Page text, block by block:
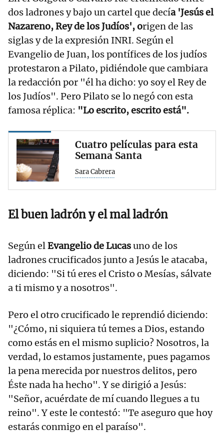
dos ladrones y bajo un cartel que decía 'Jesús el
Nazareno, Rey de los Judíos', origen de las
siglas y de la expresión INRI. Según el
Evangelio de Juan, los pontífices de los judíos
protestaron a Pilato, pidiéndole que cambiara
la redacción por "él ha dicho: yo soy el Rey de
los Judíos". Pero Pilato se lo negó con esta
famosa réplica: "Lo escrito, escrito está".
Cuatro películas para esta
Semana Santa
Sara Cabrera
El buen ladrón y el mal ladrón
Según elEvangelio de Lucasuno de los
ladrones crucificados junto a Jesús le atacaba,
diciendo: "Si tú eres el Cristo o Mesías, sálvate
a ti mismo y a nosotros".
Pero el otro crucificado le reprendió diciendo:
"¿Cómo, ni siquiera tú temes a Dios, estando
como estás en el mismo suplicio? Nosotros, la
verdad, lo estamos justamente, pues pagamos
la pena merecida por nuestros delitos, pero
Éste nada ha hecho". Y se dirigió a Jesús:
"Señor, acuérdate de mí cuando llegues a tu
reino". Y este le contestó: "Te aseguro que hoy
estarás conmigo en el paraíso".